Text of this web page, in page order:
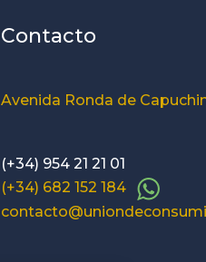
Contacto
Avenida Ronda de
(+34) 954 21 21 01
(+34) 682 152 184